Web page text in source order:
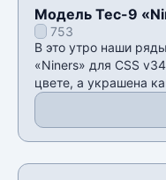
Модель Tec-9
753
В это утро наши
«Niners» для CSS
цвете, а украшена